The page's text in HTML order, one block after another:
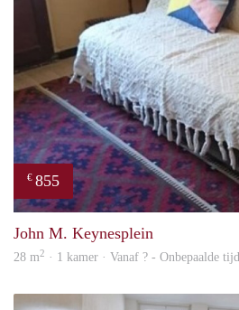
€ 855
John M. Keynesplein
28 m2 · 1 kamer · Vanaf ? - Onbepaalde tijd